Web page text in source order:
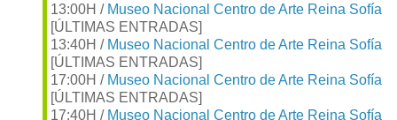
13:00H / Museo Nacional Centro de Arte Reina Sofía
[ÚLTIMAS ENTRADAS]
13:40H / Museo Nacional Centro de Arte Reina Sofía
[ÚLTIMAS ENTRADAS]
17:00H / Museo Nacional Centro de Arte Reina Sofía
[ÚLTIMAS ENTRADAS]
17:40H / Museo Nacional Centro de Arte Reina Sofía